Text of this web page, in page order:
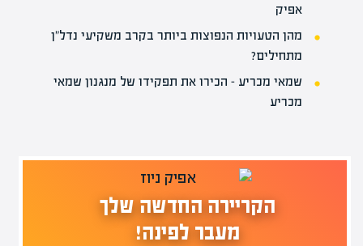
אפיק
מהן הטעויות הנפוצות ביותר בקרב משקיעי נדל"ן
מתחילים?
שמאי מכריע – הכירו את תפקידו של מנגנון שמאי
מכריע
הקריירה החדשה שלך
מעבר לפינה!